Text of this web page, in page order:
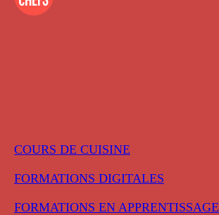
COURS DE CUISINE
FORMATIONS DIGITALES
FORMATIONS EN APPRENTISSAGE